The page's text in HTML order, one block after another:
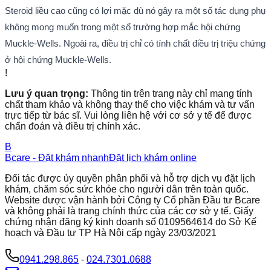
Steroid liều cao cũng có lợi mặc dù nó gây ra một số tác dụng phụ
không mong muốn trong một số trường hợp mắc hội chứng
Muckle-Wells. Ngoài ra, điều trị chỉ có tính chất điều trị triệu chứng
ở hội chứng Muckle-Wells.
!
Lưu ý quan trọng: Thông tin trên trang này chỉ mang tính
chất tham khảo và không thay thế cho việc khám và tư vấn
trực tiếp từ bác sĩ. Vui lòng liên hệ với cơ sở y tế để được
chẩn đoán và điều trị chính xác.
B
Bcare - Đặt khám nhanhĐặt lịch khám online
Đối tác được ủy quyền phân phối và hỗ trợ dịch vụ đặt lịch
khám, chăm sóc sức khỏe cho người dân trên toàn quốc.
Website được vận hành bởi Công ty Cổ phần Đầu tư Bcare
và không phải là trang chính thức của các cơ sở y tế. Giấy
chứng nhận đăng ký kinh doanh số 0109564614 do Sở Kế
hoạch và Đầu tư TP Hà Nội cấp ngày 23/03/2021
0941.298.865 - 024.7301.0688